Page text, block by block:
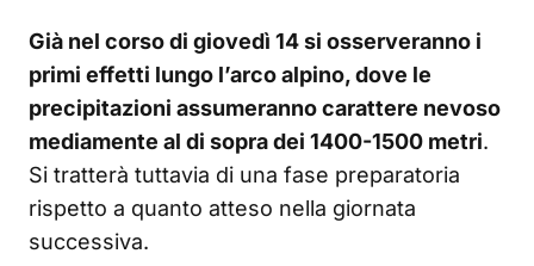
Già nel corso di giovedì 14 si osserveranno i
primi effetti lungo l’arco alpino, dove le
precipitazioni assumeranno carattere nevoso
mediamente al di sopra dei 1400-1500 metri.
Si tratterà tuttavia di una fase preparatoria
rispetto a quanto atteso nella giornata
successiva.